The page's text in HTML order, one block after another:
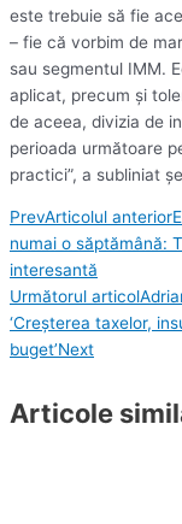
este trebuie să fie
– fie că vorbim de
sau segmentul IMM.
aplicat, precum şi
de aceea, divizia de
perioada următoare
practici”, a subliniat
PrevArticolul anterior
numai o săptămână:
interesantă
Următorul articol
‘Creşterea taxelor,
buget’Next
Articole